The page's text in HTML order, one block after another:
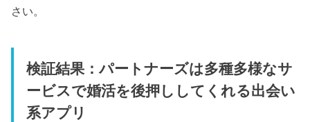
さい。
検証結果：パートナーズは多種多様なサ
ービスで婚活を後押ししてくれる出会い
系アプリ